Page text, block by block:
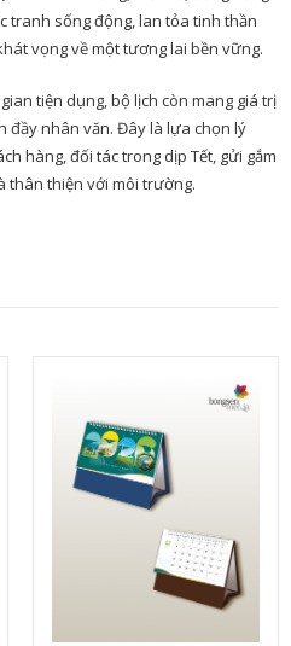
tranh sống động, lan tỏa tinh thần
vọng về một tương lai bền vững.
tiện dụng, bộ lịch còn mang giá trị
đầy nhân văn. Đây là lựa chọn lý
hàng, đối tác trong dịp Tết, gửi gắm
thân thiện với môi trường.